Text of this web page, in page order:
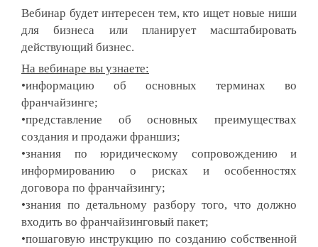
Вебинар будет интересен тем, кто ищет новые ниши
для бизнеса или планирует масштабировать
действующий бизнес.
На вебинаре вы узнаете:
•информацию об основных терминах во
франчайзинге;
•представление об основных преимуществах
создания и продажи франшиз;
•знания по юридическому сопровождению и
информированию о рисках и особенностях
договора по франчайзингу;
•знания по детальному разбору того, что должно
входить во франчайзинговый пакет;
•пошаговую инструкцию по созданию собственной